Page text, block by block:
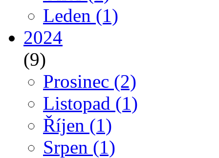
Leden (1)
2024
(9)
Prosinec (2)
Listopad (1)
Říjen (1)
Srpen (1)